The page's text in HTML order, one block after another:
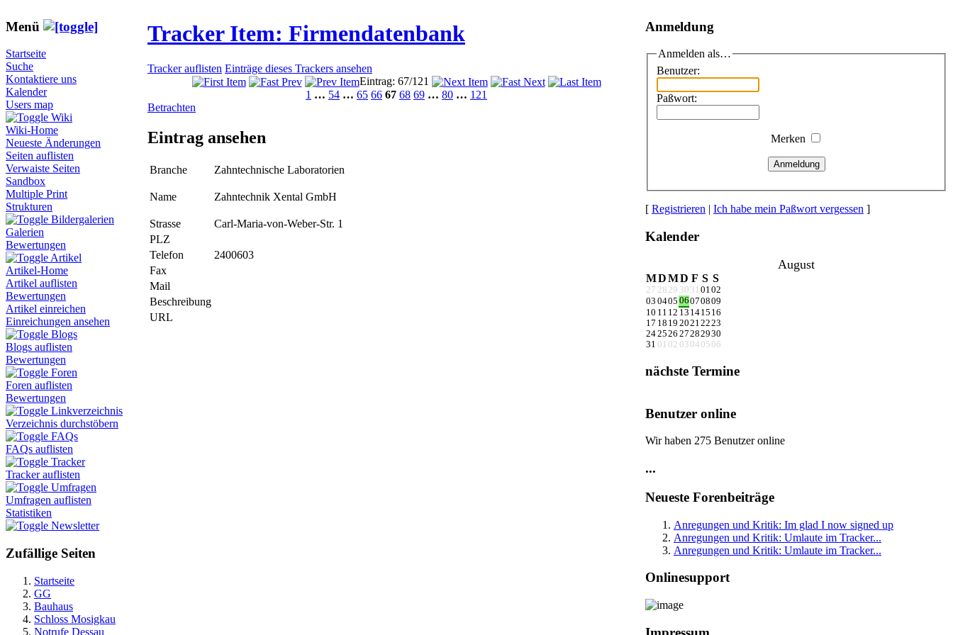
Menü
Startseite
Suche
Kontaktiere uns
Kalender
Users map
Wiki
Wiki-Home
Neueste Änderungen
Seiten auflisten
Verwaiste Seiten
Sandbox
Multiple Print
Strukturen
Bildergalerien
Galerien
Bewertungen
Artikel
Artikel-Home
Artikel auflisten
Bewertungen
Artikel einreichen
Einreichungen ansehen
Blogs
Blogs auflisten
Bewertungen
Foren
Foren auflisten
Bewertungen
Linkverzeichnis
Verzeichnis durchstöbern
FAQs
FAQs auflisten
Tracker
Tracker auflisten
Umfragen
Umfragen auflisten
Statistiken
Newsletter
Zufällige Seiten
Startseite
GG
Bauhaus
Schloss Mosigkau
Notrufe Dessau
Tracker Item: Firmendatenbank
Tracker auflisten Einträge dieses Trackers ansehen
Eintrag: 67/121
1 … 54 … 65 66 67 68 69 … 80 … 121
Betrachten
Eintrag ansehen
Branche Zahntechnische Laboratorien
Name Zahntechnik Xental GmbH
Strasse
Carl-Maria-von-Weber-Str. 1
PLZ
Telefon
2400603
Fax
Mail
Beschreibung
URL
Anmeldung
Anmelden als…
Benutzer:
Paßwort:
Merken
Anmeldung
[ Registrieren | Ich habe mein Paßwort vergessen ]
Kalender
August
MDMD F S S
27 28 29 30 31 0102
03 0405 06070809
10 11 12 13 1415 16
17 18 19 20212223
242526 27282930
31 01 02 03 04 05 06
nächste Termine
Benutzer online
Wir haben 275 Benutzer online
...
Neueste Forenbeiträge
Anregungen und Kritik: Im glad I now signed up
Anregungen und Kritik: Umlaute im Tracker...
Anregungen und Kritik: Umlaute im Tracker...
Onlinesupport